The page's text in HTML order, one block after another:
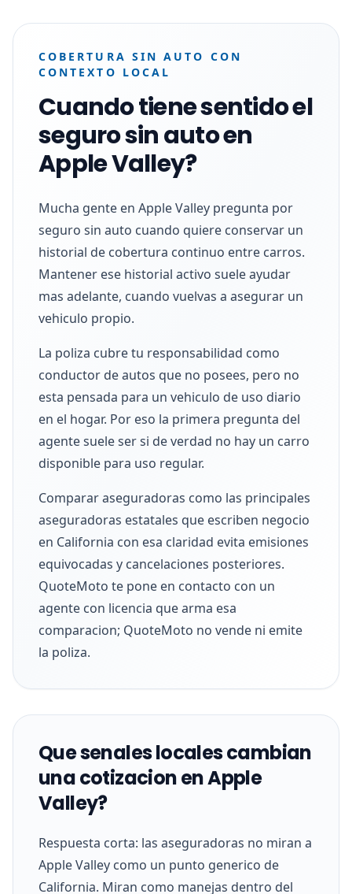
COBERTURA SIN AUTO CON
CONTEXTO LOCAL
Cuando tiene sentido el
seguro sin auto en
Apple Valley?
Mucha gente en Apple Valley pregunta por
seguro sin auto cuando quiere conservar un
historial de cobertura continuo entre carros.
Mantener ese historial activo suele ayudar
mas adelante, cuando vuelvas a asegurar un
vehiculo propio.
La poliza cubre tu responsabilidad como
conductor de autos que no posees, pero no
esta pensada para un vehiculo de uso diario
en el hogar. Por eso la primera pregunta del
agente suele ser si de verdad no hay un carro
disponible para uso regular.
Comparar aseguradoras como las principales
aseguradoras estatales que escriben negocio
en California con esa claridad evita emisiones
equivocadas y cancelaciones posteriores.
QuoteMoto te pone en contacto con un
agente con licencia que arma esa
comparacion; QuoteMoto no vende ni emite
la poliza.
Que senales locales cambian
una cotizacion en Apple
Valley?
Respuesta corta: las aseguradoras no miran a
Apple Valley como un punto generico de
California. Miran como manejas dentro del